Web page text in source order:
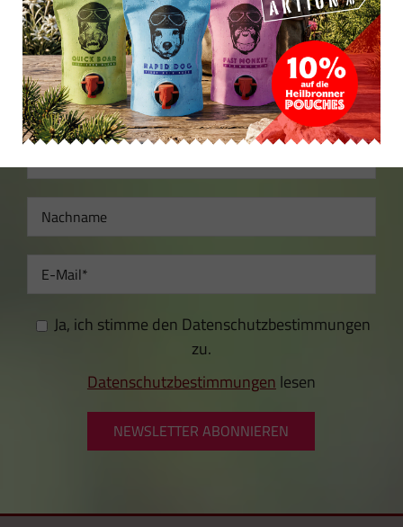
Aktionen. Die Abmeldung vom Newsletter ist
jederzeit möglich.
Newsletter
Anmeldung
Ja, ich stimme den Datenschutzbestimmungen
zu.
Datenschutzbestimmungen lesen
NEWSLETTER ABONNIEREN